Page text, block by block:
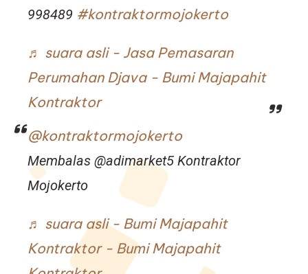
998489 #kontraktormojokerto
♬ suara asli - Jasa Pemasaran
Perumahan Djava - Bumi Majapahit
Kontraktor
@kontraktormojokerto
Membalas @adimarket5 Kontraktor
Mojokerto
♬ suara asli - Bumi Majapahit
Kontraktor - Bumi Majapahit